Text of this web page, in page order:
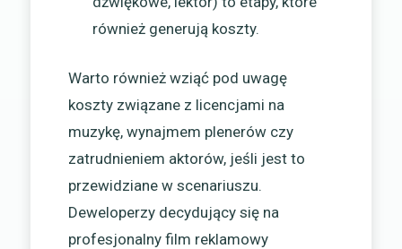
również generują koszty.
Warto również wziąć pod uwagę
koszty związane z licencjami na
muzykę, wynajmem plenerów czy
zatrudnieniem aktorów, jeśli jest to
przewidziane w scenariuszu.
Deweloperzy decydujący się na
profesjonalny film reklamowy